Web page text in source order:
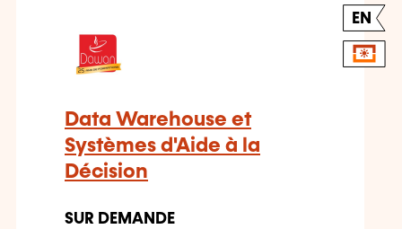
EN
Data Warehouse et
Systèmes d'Aide à la
Décision
SUR DEMANDE